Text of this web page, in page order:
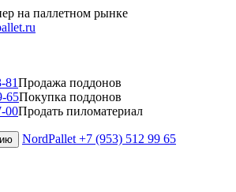
на паллетном рынке
81Продажа поддонов
65Покупка поддонов
00Продать пиломатериал
NordPallet +7 (953) 512 99 65